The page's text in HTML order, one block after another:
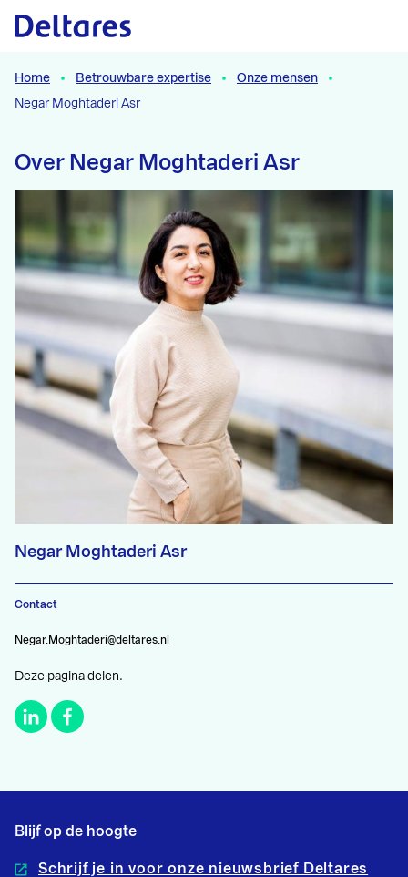
Naar hoofdcontent
Home Betrouwbare expertise
Onze mensen
Negar Moghtaderi Asr
Over Negar Moghtaderi Asr
Negar Moghtaderi Asr
Contact
Negar.Moghtaderi@deltares.nl
Deze pagina delen.
Blijf op de hoogte
Schrijf je in voor onze nieuwsbrief Deltares